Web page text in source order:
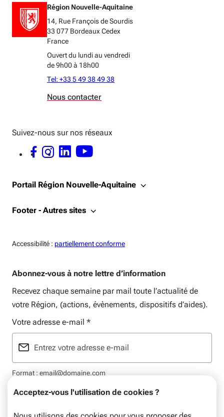
Acceptez-vous l'utilisation de cookies ?
Région Nouvelle-Aquitaine
14, Rue François de Sourdis
33 077 Bordeaux Cedex
France
Ouvert du lundi au vendredi
de 9h00 à 18h00
Tel: +33 5 49 38 49 38
Nous contacter
Suivez-nous sur nos réseaux
FACEBOOK - OUVERTURE DANS UNE NOUVELLE FENÊTRE
INSTAGRAM - OUVERTURE DANS UNE NOUVELLE FENÊTRE
LINKEDIN - OUVERTURE DANS UNE NOUVELLE FENÊTRE
YOUTUBE - OUVERTURE DANS UNE NOUVELLE FENÊTRE
Portail Région Nouvelle-Aquitaine
Footer - Autres sites
Accessibilité : Accessiblité:
partiellement conforme
Abonnez-vous à notre lettre d’information
Recevez chaque semaine par mail toute l’actualité de
votre Région, (actions, évènements, dispositifs d’aides).
Votre adresse e-mail *
Format : email@domaine.com